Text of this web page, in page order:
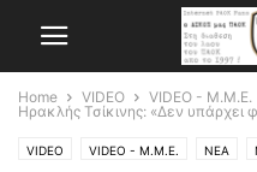
Home VIDEO VIDEO - Μ.Μ.Ε.
Ηρακλής Τσίκινης: «Δεν υπάρχει
VIDEO VIDEO - Μ.Μ.Ε. ΝΕΑ